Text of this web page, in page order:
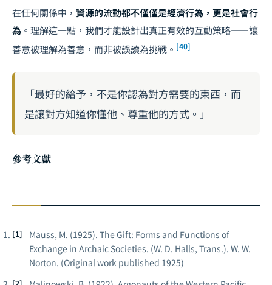
在任何關係中， 資源的流動都不僅僅是經濟行為，更是社會行
為 。理解這一點，我們才能設計出真正有效的互動策略——讓
善意被理解為善意，而非被誤讀為挑戰。 [40]
「最好的給予，不是你認為對方需要的東西，而
是讓對方知道你懂他、尊重他的方式。」
參考文獻
Mauss, M. (1925). The Gift: Forms and Functions of
Exchange in Archaic Societies. (W. D. Halls, Trans.). W. W.
Norton. (Original work published 1925)